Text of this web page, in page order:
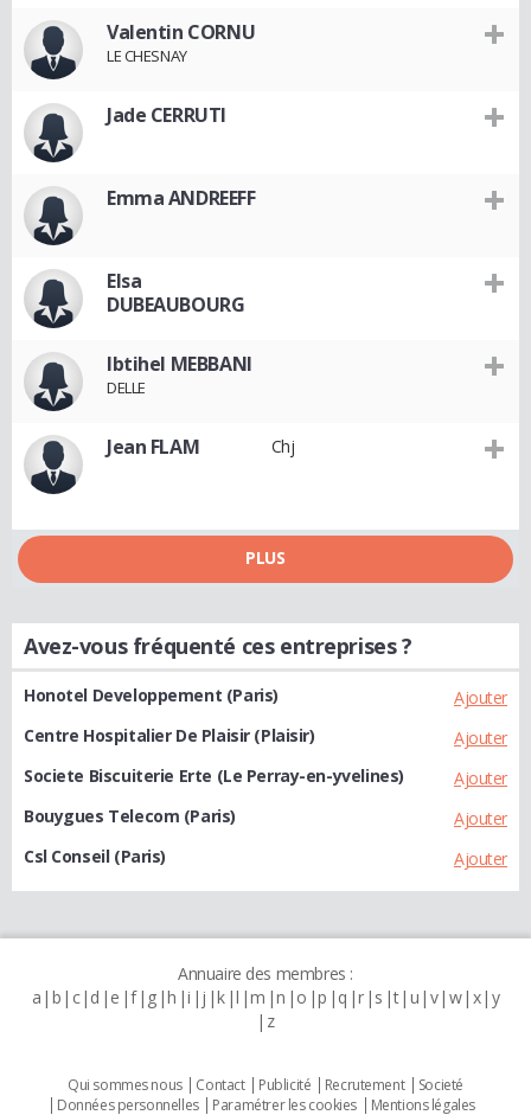
Valentin CORNU
LE CHESNAY
Jade CERRUTI
Emma ANDREEFF
Elsa
DUBEAUBOURG
Ibtihel MEBBANI
DELLE
Jean FLAM Chj
PLUS
Avez-vous fréquenté ces entreprises ?
Ajouter
Honotel Developpement (Paris)
Ajouter
Centre Hospitalier De Plaisir (Plaisir)
Ajouter
Societe Biscuiterie Erte (Le Perray-en-yvelines)
Ajouter
Bouygues Telecom (Paris)
Ajouter
Csl Conseil (Paris)
Annuaire des membres :
a b c d e f g h i j k l m n o p q r s t u v w x y
z
Qui sommes nous Contact Publicité Recrutement
Societé
Données personnelles
Paramétrer les cookies Mentions légales